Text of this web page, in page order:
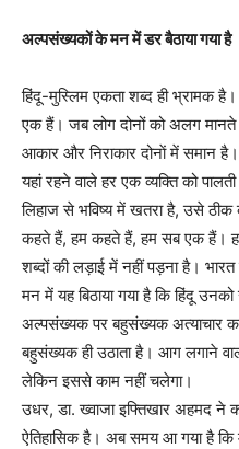
अल्पसंख्यकों के मन में डर बैठाया गया है
हिंदू-मुस्लिम एकता शब्द ही भ्रामक
एक हैं। जब लोग दोनों को अलग मानते
आकार और निराकार दोनाें में समान
यहां रहने वाले हर एक व्यक्ति को
लिहाज से भविष्य में खतरा है, उसे
कहते हैं, हम कहते हैं, हम सब एक हैं।
शब्दों की लड़ाई में नहीं पड़ना है।
मन में यह बिठाया गया है कि हिंदू
अल्पसंख्यक पर बहुसंख्यक अत्याचार
बहुसंख्यक ही उठाता है। आग लगाने
लेकिन इससे काम नहीं चलेगा।
उधर, डा. ख्वाजा इफ्तिखार अहमद ने
ऐतिहासिक है। अब समय आ गया है